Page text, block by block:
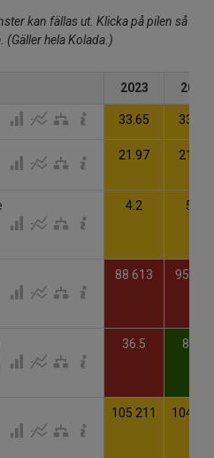
kan fällas ut. Klicka på pilen så
(Gäller hela Kolada.)
2023 2024
33.65 33.65
21.97 21.97
4.2 5.4
88 613 95 624
36.5 85.2
105 211 104